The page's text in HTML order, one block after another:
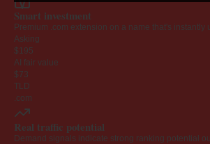
Smart investment
Premium .com extension on a name that's
Asking
$195
AI fair value
$73
TLD
.com
Real traffic potential
Demand signals indicate strong ranking potential